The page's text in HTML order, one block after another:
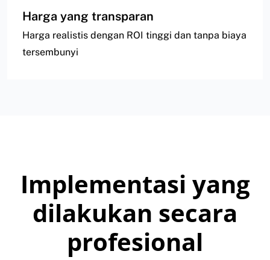
Harga yang transparan
Harga realistis dengan ROI tinggi dan tanpa biaya
tersembunyi
Implementasi yang
dilakukan secara
profesional